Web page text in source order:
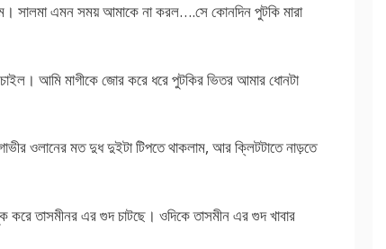
সালমা এমন সময় আমাকে না করল….সে কোনদিন পুটকি মারা
আমি মাগীকে জোর করে ধরে পুটকির ভিতর আমার ধোনটা
ওলানের মত দুধ দুইটা টিপতে থাকলাম, আর ক্লিটটাতে নাড়তে
তাসমীনর এর গুদ চাটছে। ওদিকে তাসমীন এর গুদ খাবার